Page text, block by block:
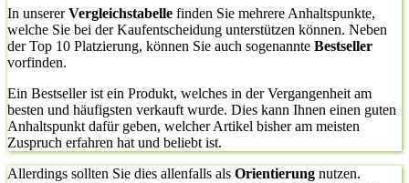
In unsererVergleichstabelle finden Sie mehrere Anhaltspunkte,
welche Sie bei der Kaufentscheidung unterstützen können. Neben
der Top 10 Platzierung, können Sie auch sogenannte Bestseller
vorfinden.
Ein Bestseller ist ein Produkt, welches in der Vergangenheit am
besten und häufigsten verkauft wurde. Dies kann Ihnen einen guten
Anhaltspunkt dafür geben, welcher Artikel bisher am meisten
Zuspruch erfahren hat und beliebt ist.
Allerdings sollten Sie dies allenfalls als Orientierung nutzen.